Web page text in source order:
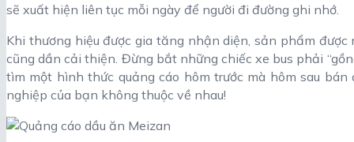
sẽ xuất hiện liên tục mỗi ngày để người đi đường ghi nhớ.
Khi thương hiệu được gia tăng nhận diện, sản phẩm
cũng dần cải thiện. Đừng bắt những chiếc xe bus phải
tìm một hình thức quảng cáo hôm trước mà hôm sau
nghiệp của bạn không thuộc về nhau!